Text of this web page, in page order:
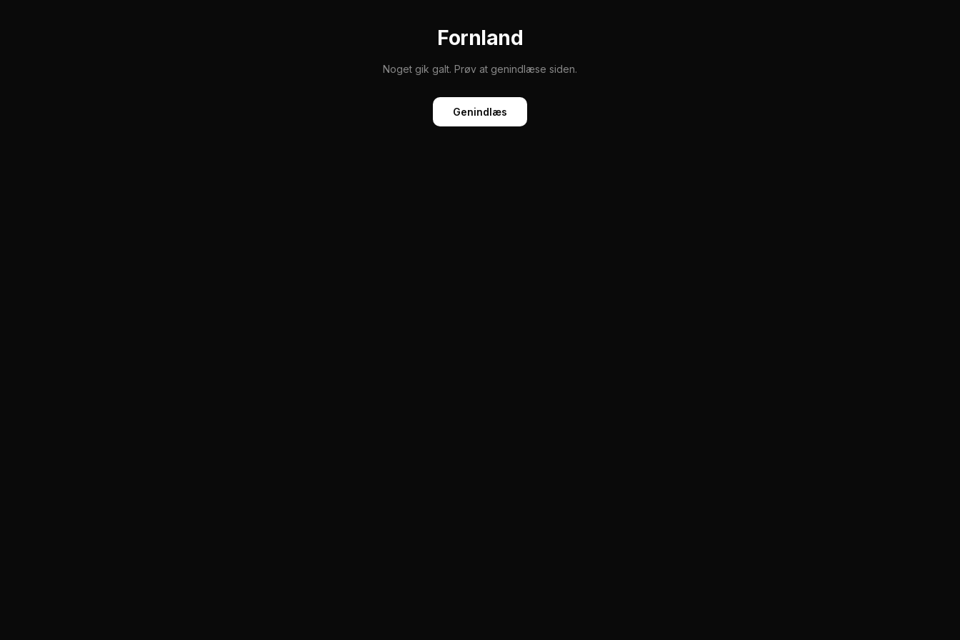
Fornland
Noget gik galt. Prøv at genindlæse siden.
Genindlæs